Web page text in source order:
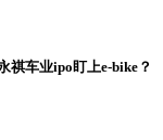
祺车业ipo盯上e-bike？